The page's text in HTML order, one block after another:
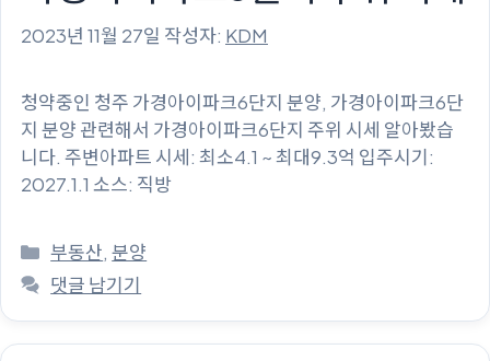
2023년 11월 27일 작성자: KDM
청약중인 청주 가경아이파크6단지 분양, 가경아이파크6단
지 분양 관련해서 가경아이파크6단지 주위 시세 알아봤습
니다. 주변아파트 시세: 최소4.1 ~ 최대9.3억 입주시기:
2027.1.1 소스: 직방
카
테
고
리
부동산,분양
댓글 남기기